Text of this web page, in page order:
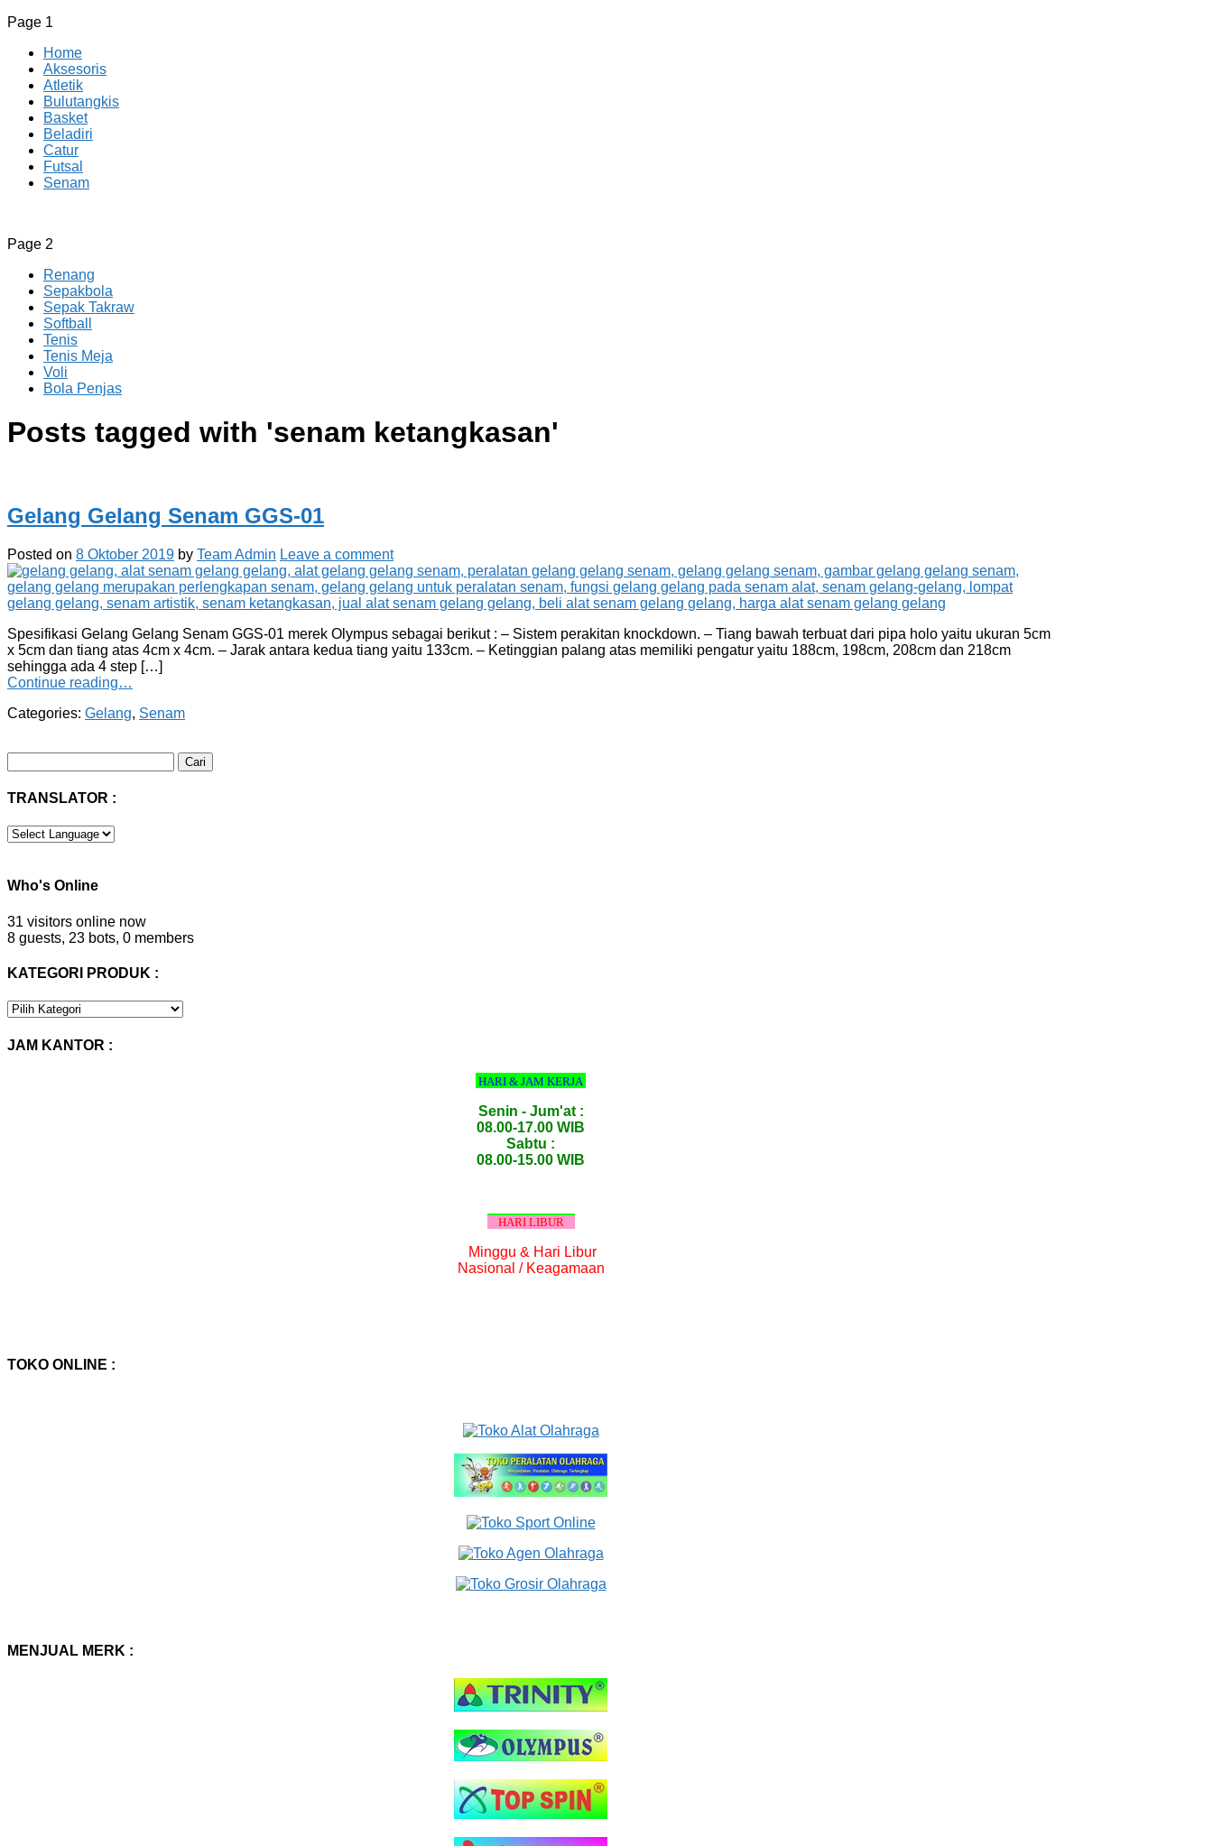
Page 1
Home
Aksesoris
Atletik
Bulutangkis
Basket
Beladiri
Catur
Futsal
Senam
CV JAYA BERSAMA Co Id
Menyediakan Semua Perlengkapan Olahraga Yang Lengkap, Berkualitas Dengan Harga Yang Murah
Page 2
Renang
Sepakbola
Sepak Takraw
Softball
Tenis
Tenis Meja
Voli
Bola Penjas
Posts tagged with 'senam ketangkasan'
Gelang Gelang Senam GGS-01
Posted on 8 Oktober 2019 by Team Admin Leave a comment
Spesifikasi Gelang Gelang Senam GGS-01 merek Olympus sebagai berikut : – Sistem perakitan knockdown. – Tiang bawah terbuat dari pipa holo yaitu ukuran 5cm
x 5cm dan tiang atas 4cm x 4cm. – Jarak antara kedua tiang yaitu 133cm. – Ketinggian palang atas memiliki pengatur yaitu 188cm, 198cm, 208cm dan 218cm
sehingga ada 4 step […]
Continue reading…
Categories: Gelang, Senam
untuk:
TRANSLATOR :
Who's Online
31 visitors online now
8 guests, 23 bots, 0 members
KATEGORI PRODUK :
KATEGORI
JAM KANTOR :
HARI & JAM KERJA
Senin - Jum'at :
08.00-17.00 WIB
Sabtu :
08.00-15.00 WIB
HARI LIBUR
Minggu & Hari Libur
Nasional / Keagamaan
TOKO ONLINE :
MENJUAL MERK :